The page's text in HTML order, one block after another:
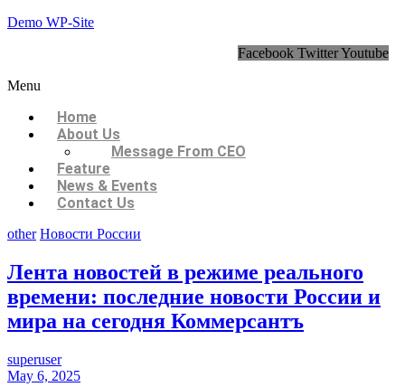
Demo WP-Site
Facebook TwitterYoutube
Menu
Home
About Us
Message From CEO
Feature
News & Events
Contact Us
other Новости России
Лента новостей в режиме реального
времени: последние новости России и
мира на сегодня Коммерсантъ
superuser
May 6, 2025